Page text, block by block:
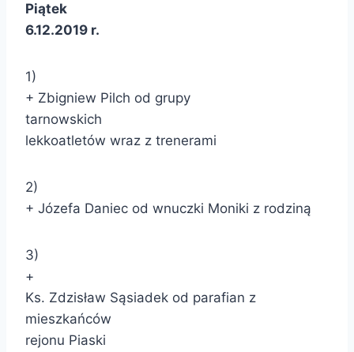
Piątek
6.12.2019 r.
1)
+ Zbigniew Pilch od grupy
tarnowskich
lekkoatletów wraz z trenerami
2)
+ Józefa Daniec od wnuczki Moniki z rodziną
3)
+
Ks. Zdzisław Sąsiadek od parafian z
mieszkańców
rejonu Piaski